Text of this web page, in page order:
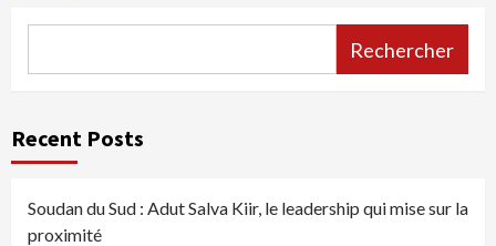
Rechercher
Recent Posts
Soudan du Sud : Adut Salva Kiir, le leadership qui mise sur la
proximité